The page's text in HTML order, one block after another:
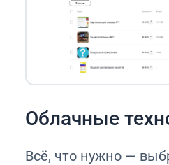
Облачные
Всё, что нужно —